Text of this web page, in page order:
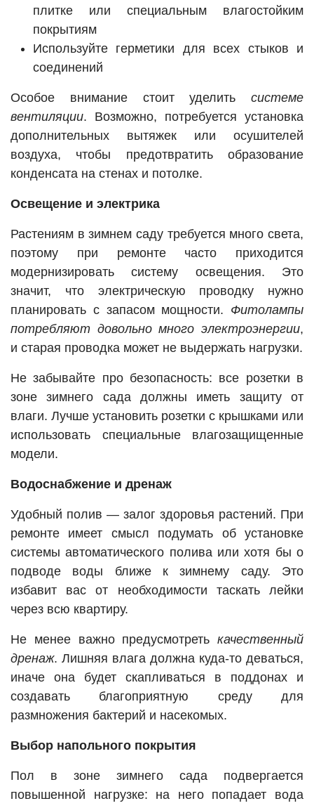
плитке или специальным влагостойким
покрытиям
Используйте герметики для всех стыков и
соединений
Особое внимание стоит уделить системе
вентиляции. Возможно, потребуется установка
дополнительных вытяжек или осушителей
воздуха, чтобы предотвратить образование
конденсата на стенах и потолке.
Освещение и электрика
Растениям в зимнем саду требуется много света,
поэтому при ремонте часто приходится
модернизировать систему освещения. Это
значит, что электрическую проводку нужно
планировать с запасом мощности. Фитолампы
потребляют довольно много электроэнергии,
и старая проводка может не выдержать нагрузки.
Не забывайте про безопасность: все розетки в
зоне зимнего сада должны иметь защиту от
влаги. Лучше установить розетки с крышками или
использовать специальные влагозащищенные
модели.
Водоснабжение и дренаж
Удобный полив — залог здоровья растений. При
ремонте имеет смысл подумать об установке
системы автоматического полива или хотя бы о
подводе воды ближе к зимнему саду. Это
избавит вас от необходимости таскать лейки
через всю квартиру.
Не менее важно предусмотреть качественный
дренаж. Лишняя влага должна куда-то деваться,
иначе она будет скапливаться в поддонах и
создавать благоприятную среду для
размножения бактерий и насекомых.
Выбор напольного покрытия
Пол в зоне зимнего сада подвергается
повышенной нагрузке: на него попадает вода